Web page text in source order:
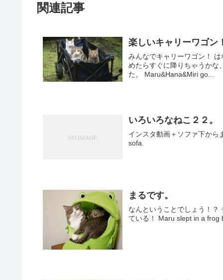
関連記事
楽しいキャリーワゴ
みんなでキャリーワゴン！
めたらすぐに降りちゃうかな
た。 Maru&Hana&Miri go...
いろいろなねこ２２。
インスタ動画＋ソファ下か
sofa.
まるです。
なんということでしょう！？
ている！ Maru slept in a frog